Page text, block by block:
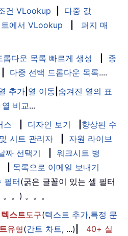
건 VLookup
다중 값
에서 VLookup
퍼지 매
롭다운 목록 빠르게 생성
종
다중 선택 드롭다운 목록....
추가 열 이동 숨겨진 열의 표
비교...
스 디자인 보기
향상된 수
시트 관리자
자원 라이브
짜 선택기
워크시트 병
목록으로 이메일 보내기
필터(굵은 글꼴이 있는 셀 필터
。) 。。。
텍스트도구(텍스트 추가,특정 문
유형(간트 차트, ...)
40+ 실